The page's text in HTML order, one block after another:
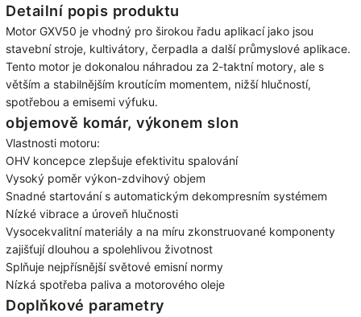
Detailní popis produktu
Motor GXV50 je vhodný pro širokou řadu aplikací jako jsou
stavební stroje, kultivátory, čerpadla a další průmyslové aplikace.
Tento motor je dokonalou náhradou za 2-taktní motory, ale s
větším a stabilnějším kroutícím momentem, nižší hlučností,
spotřebou a emisemi výfuku.
objemově komár, výkonem slon
Vlastnosti motoru:
OHV koncepce zlepšuje efektivitu spalování
Vysoký poměr výkon-zdvihový objem
Snadné startování s automatickým dekompresním systémem
Nízké vibrace a úroveň hlučnosti
Vysocekvalitní materiály a na míru zkonstruované komponenty
zajišťují dlouhou a spolehlivou životnost
Splňuje nejpřísnější světové emisní normy
Nízká spotřeba paliva a motorového oleje
Doplňkové parametry